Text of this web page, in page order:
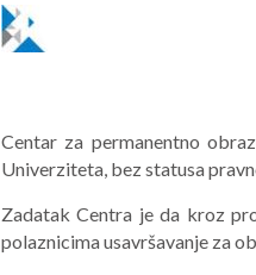
Centar za permanentno
Univerziteta, bez statusa
Zadatak Centra je da kroz
polaznicima usavršavanje za